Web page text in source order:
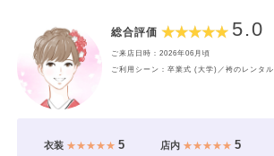
総合評価 5.0
ご来店日時：2026年06月頃
ご利用シーン：卒業式 (大学)／袴のレンタル
衣装★★★★★ 5 店内★★★★★ 5